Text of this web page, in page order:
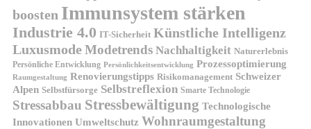
boosten Immunsystem stärken
Industrie 4.0 IT-Sicherheit Künstliche Intelligenz
LuxusmodeModetrends Nachhaltigkeit Naturerlebnis
Persönliche Entwicklung Persönlichkeitsentwicklung Prozessoptimierung
Raumgestaltung Renovierungstipps Risikomanagement Schweizer
Alpen Selbstfürsorge Selbstreflexion Smarte Technologie
Stressabbau Stressbewältigung Technologische
Innovationen Umweltschutz Wohnraumgestaltung